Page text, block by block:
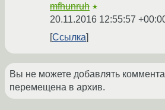
mfhunruh ★
20.11.2016 12:55:57
Ссылка
Вы не можете добавлять
перемещена в архив.